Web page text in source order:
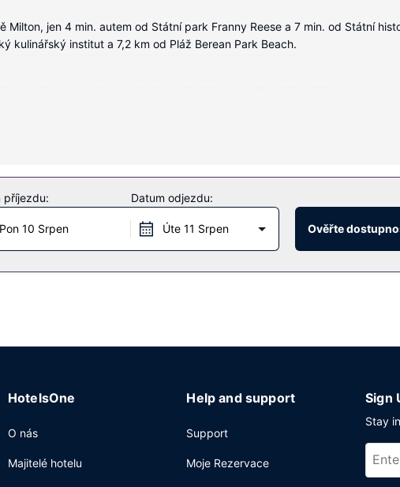
Milton, jen 4 min. autem od Státní park Franny Reese a 7 min. od Státní
kulinářský institut a 7,2 km od Pláž Berean Park Beach.
užitečné vybavení a služby: kávovar/čajovar, balená voda zdarma a
restaurace Henry’s at the Farm, ale také kavárna. Chcete-li svůj rušný
10:00 a o víkendu od 8:00 do 10:00 budete zváni na teplou snídani
příjezdu:
Pon 10 Srpen
Datum odjezdu:
Úte 11 Srpen Ověřte
HotelsOne
O nás
Majitelé hotelu
Help and support
Support
Moje Rezervace
Sign
Stay